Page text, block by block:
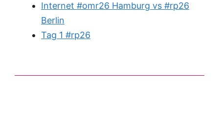
Internet #omr26 Hamburg vs #rp26
Berlin
Tag 1 #rp26